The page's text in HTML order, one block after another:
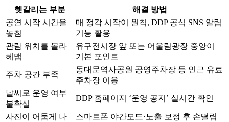
헷갈리는 부분
해결 방법
공연 시작 시간을
놓침
매 정각 시작이 원칙, DDP 공식 SNS 알림
기능 활용
관람 위치를 몰라
헤맴
유구전시장 앞 또는 어울림광장 중앙이
기본 포인트
주차 공간 부족
동대문역사공원 공영주차장 등 인근 유료
주차장 이용
날씨로 운영 여부
불확실
DDP 홈페이지 ‘운영 공지’ 실시간 확인
사진이 어둡게 나
스마트폰 야간모드·노출 보정 후 손떨림